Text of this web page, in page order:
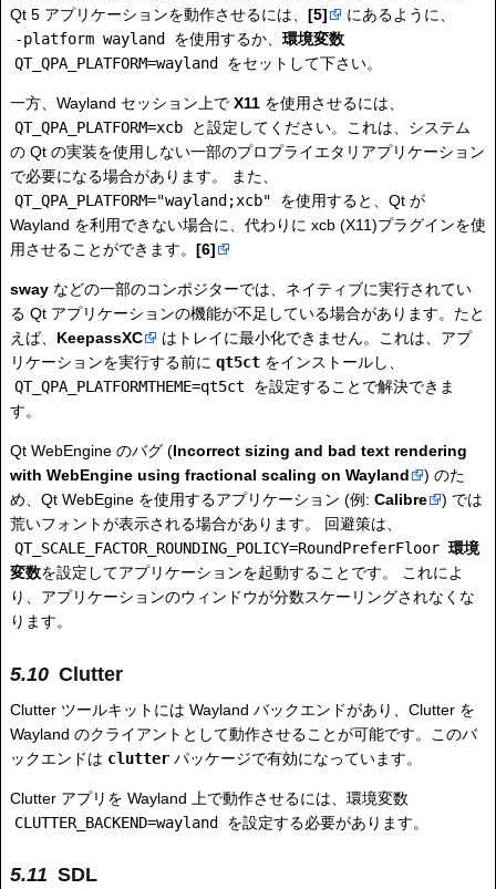
Qt 5 アプリケーションを動作させるには、 [5]
にあるように、
-platform wayland を使用するか、環境変数
QT_QPA_PLATFORM=wayland をセットして下さい。
一方、Wayland セッション上で X11 を使用させるには、
QT_QPA_PLATFORM=xcb
と設定してください。これは、システム
の Qt の実装を使用しない一部のプロプライエタリアプリケーション
で必要になる場合があります。 また、
QT_QPA_PLATFORM="wayland;xcb"
を使用すると、Qt が
Wayland を利用できない場合に、代わりに xcb (X11)プラグインを使
用させることができます。 [6]
sway などの一部のコンポジターでは、ネイティブに実行されてい
る Qt アプリケーションの機能が不足している場合があります。たと
えば、 KeepassXC
はトレイに最小化できません。これは、アプ
リケーションを実行する前に qt5ct をインストールし、
QT_QPA_PLATFORMTHEME=qt5ct
を設定することで解決できま
す。
Qt WebEngine のバグ (Incorrect sizing and bad text rendering
with WebEngine using fractional scaling on Wayland
) のた
め、Qt WebEgine を使用するアプリケーション (例: Calibre
) では
荒いフォントが表示される場合があります。 回避策は、
QT_SCALE_FACTOR_ROUNDING_POLICY=RoundPreferFloor 環境
変数を設定してアプリケーションを起動することです。 これによ
り、アプリケーションのウィンドウが分数スケーリングされなくな
ります。
Clutter
Clutter ツールキットには Wayland バックエンドがあり、Clutter を
Wayland のクライアントとして動作させることが可能です。このバ
ックエンドは clutter パッケージで有効になっています。
Clutter アプリを Wayland 上で動作させるには、環境変数
CLUTTER_BACKEND=wayland を設定する必要があります。
SDL